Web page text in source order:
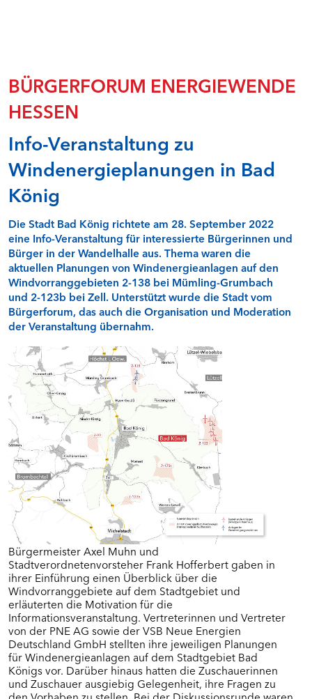
Speicher in der Energiewende II - Faktencheck
Stabilität durch Flexibilität - Faktencheck
Überwachung von Windenergieanlagen in Hessen
Wasserkraft - Faktencheck
Windenergie und Landschaftsbild - Faktencheck
Windenergieflächen steuern
Windenergie und Tourismus - Faktencheck
Qualitätssicherung Gutachten - Fachdialog
Faktencheck Wärmewende
Online-Seminar
BÜRGERFOREN IN NORDHESSEN (RP KASSEL)
Alheim
Bad Zwesten
Dankerode
Eiterfeld
Grebenstein
Kalbach
Ottrau
Schrecksbach
Willingshausen
BÜRGERFOREN IN MITTELHESSEN (RP
GIESSEN)
Dornburg
Fernwald/Buseck/Gießen
Visualisierung
Langgöns
Marburg
Schöffengrund
Wettenberg
BÜRGERFOREN IN SÜDHESSEN (RP
DARMSTADT)
Eltville am Rhein
Freigericht
BÜRGERFORUM ENERGIEWENDE
HESSEN
Info-Veranstaltung zu
Windenergieplanungen in Bad
König
Die Stadt Bad König richtete am 28. September 2022
eine Info-Veranstaltung für interessierte Bürgerinnen und
Bürger in der Wandelhalle aus. Thema waren die
aktuellen Planungen von Windenergieanlagen auf den
Windvorranggebieten 2-138 bei Mümling-Grumbach
und 2-123b bei Zell. Unterstützt wurde die Stadt vom
Bürgerforum, das auch die Organisation und Moderation
der Veranstaltung übernahm.
Bürgermeister Axel Muhn und
Stadtverordnetenvorsteher Frank Hofferbert gaben in
ihrer Einführung einen Überblick über die
Windvorranggebiete auf dem Stadtgebiet und
erläuterten die Motivation für die
Informationsveranstaltung. Vertreterinnen und Vertreter
von der PNE AG sowie der VSB Neue Energien
Deutschland GmbH stellten ihre jeweiligen Planungen
für Windenergieanlagen auf dem Stadtgebiet Bad
Königs vor. Darüber hinaus hatten die Zuschauerinnen
und Zuschauer ausgiebig Gelegenheit, ihre Fragen zu